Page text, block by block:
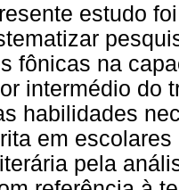
estudo
fônicas na
intermédio do
habilidades
em
pela